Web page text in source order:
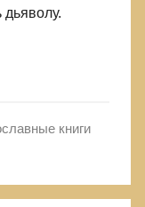
дьяволу.
книги